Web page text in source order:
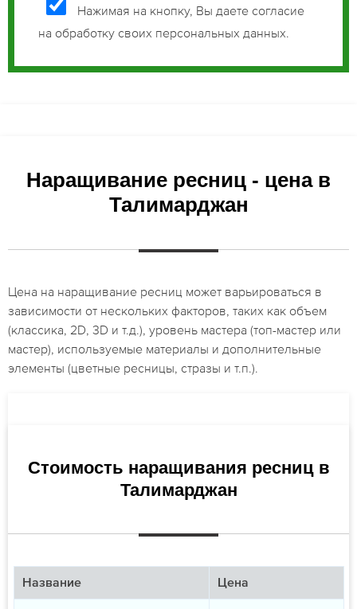
Нажимая на кнопку, Вы даете согласие
на обработку своих персональных данных.
Наращивание ресниц - цена в
Талимарджан
Цена на наращивание ресниц может варьироваться в
зависимости от нескольких факторов, таких как объем
(классика, 2D, 3D и т.д.), уровень мастера (топ-мастер или
мастер), используемые материалы и дополнительные
элементы (цветные ресницы, стразы и т.п.).
Стоимость наращивания ресниц в
Талимарджан
Название Цена